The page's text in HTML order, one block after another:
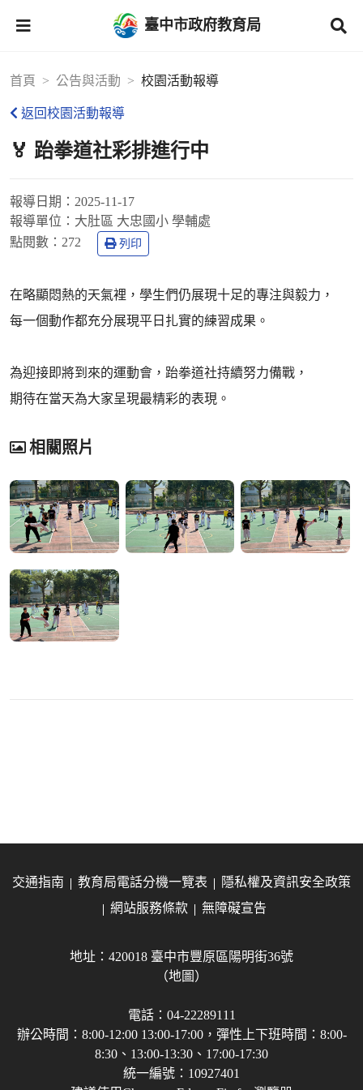
臺中市政府教育局
首頁 公告與活動 校園活動報導
返回校園活動報導
🏅 跆拳道社彩排進行中
報導日期： 2025-11-17
報導單位： 大肚區 大忠國小 學輔處
點閱數： 272 列印
在略顯悶熱的天氣裡，學生們仍展現十足的專注與毅力，
每一個動作都充分展現平日扎實的練習成果。
為迎接即將到來的運動會，跆拳道社持續努力備戰，
期待在當天為大家呈現最精彩的表現。
相關照片
交通指南 教育局電話分機一覽表
隱私權及資訊安全政策
網站服務條款
無障礙宣告
地址：420018 臺中市豐原區陽明街36號
（地圖）
電話：04-22289111
辦公時間：8:00-12:00 13:00-17:00，彈性上下班時間：8:00-
8:30、13:00-13:30、17:00-17:30
統一編號：10927401